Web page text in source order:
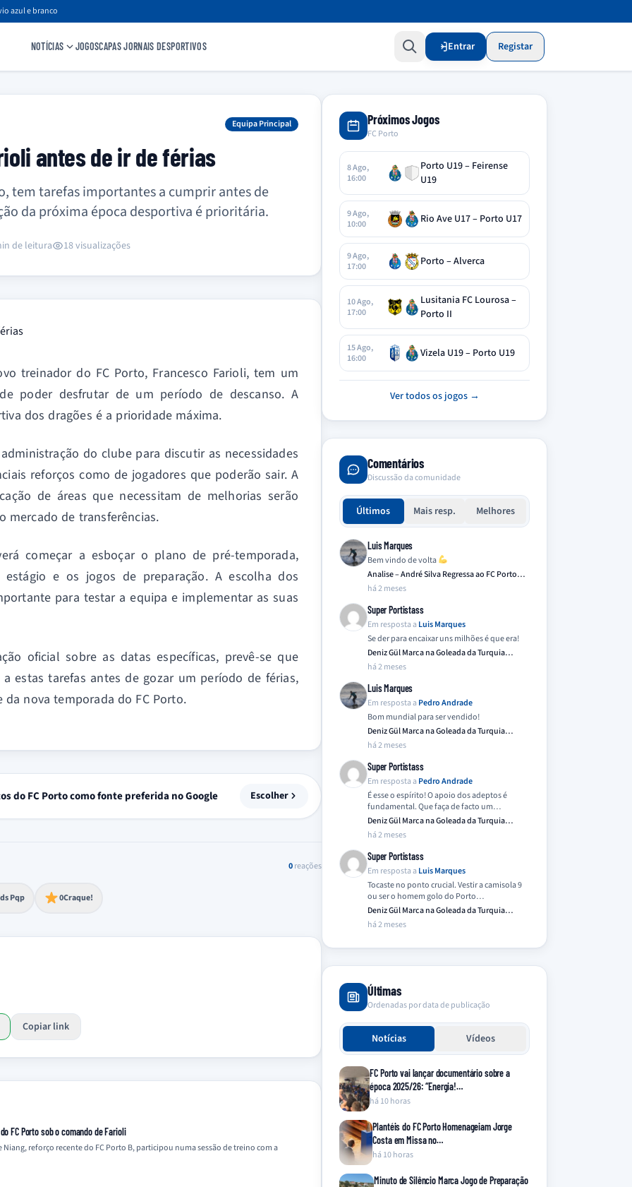
azul e branco
NOTÍCIAS JOGOSCAPAS JORNAIS DESPORTIVOS Entrar Registar
Equipa Principal
antes de ir de férias
tem tarefas importantes a cumprir antes de
da próxima época desportiva é prioritária.
de leitura 18 visualizações
treinador do FC Porto, Francesco Farioli, tem um
poder desfrutar de um período de descanso. A
dos dragões é a prioridade máxima.
do clube para discutir as necessidades
reforços como de jogadores que poderão sair. A
de áreas que necessitam de melhorias serão
mercado de transferências.
começar a esboçar o plano de pré-temporada,
e os jogos de preparação. A escolha dos
para testar a equipa e implementar as suas
oficial sobre as datas específicas, prevê-se que
estas tarefas antes de gozar um período de férias,
nova temporada do FC Porto.
do FC Porto como fonte preferida no Google Escolher
0reações
Pqp
extremo 0Craque!
Copiar link
FC Porto sob o comando de Farioli
Niang, reforço recente do FC Porto B, participou numa sessão de treino com a
Próximos Jogos
FC Porto
8 Ago,
16:00
Porto U19 – Feirense
U19
9 Ago,
10:00
Rio Ave U17 – Porto U17
9 Ago,
17:00
Porto – Alverca
10 Ago,
17:00
Lusitania FC Lourosa –
Porto II
15 Ago,
16:00
Vizela U19 – Porto U19
Ver todos os jogos →
Comentários
Discussão da comunidade
Últimos Mais resp. Melhores
Luis Marques
Bem vindo de volta
Analise – André Silva Regressa ao FC Porto…
há 2 meses
Super Portistass
Em resposta a Luis Marques
Se der para encaixar uns milhões é que era!
Deniz Gül Marca na Goleada da Turquia
Frente…
há 2 meses
Luis Marques
Em resposta a Pedro Andrade
Bom mundial para ser vendido!
Deniz Gül Marca na Goleada da Turquia
Frente…
há 2 meses
Super Portistass
Em resposta a Pedro Andrade
É esse o espírito! O apoio dos adeptos é
fundamental. Que faça de facto um…
Deniz Gül Marca na Goleada da Turquia
Frente…
há 2 meses
Super Portistass
Em resposta a Luis Marques
Tocaste no ponto crucial. Vestir a camisola 9
ou ser o homem golo do Porto…
Deniz Gül Marca na Goleada da Turquia
Frente…
há 2 meses
Últimas
Ordenadas por data de publicação
Notícias Vídeos
FC Porto vai lançar documentário sobre a
época 2025/26: “Energia!…
há 10 horas
Plantéis do FC Porto Homenageiam Jorge
Costa em Missa no…
há 10 horas
Minuto de Silêncio Marca Jogo de Preparação